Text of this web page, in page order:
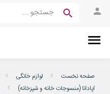
صفحه نخست لوازم خانگی
اپادانا (منسوجات خانه و شپزخانه)